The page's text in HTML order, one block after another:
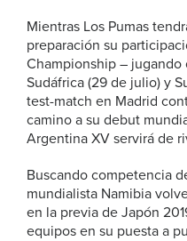
Mientras Los Pumas
preparación su
Championship – jugando
Sudáfrica (29 de julio) y
test-match en Madrid
camino a su debut
Argentina XV servirá de
Buscando competencia
mundialista Namibia
en la previa de Japón
equipos en su puesta a